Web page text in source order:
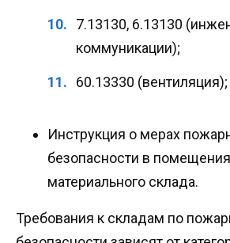
7.13130, 6.13130
коммуникации);
60.13330 (вентиляция);
Инструкция о мерах
безопасности в
материального склада.
Требования к складам по